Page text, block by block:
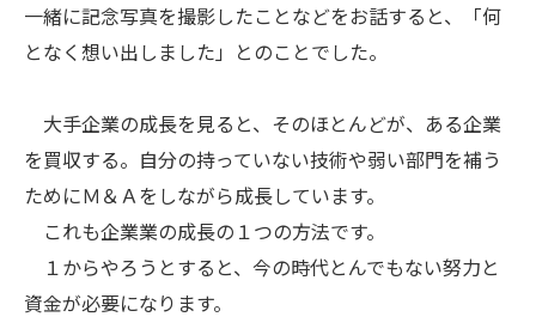
一緒に記念写真を撮影したことなどをお話すると、「何
となく想い出しました」とのことでした。
大手企業の成長を見ると、そのほとんどが、ある企業
を買収する。自分の持っていない技術や弱い部門を補う
ためにＭ＆Ａをしながら成長しています。
これも企業業の成長の１つの方法です。
１からやろうとすると、今の時代とんでもない努力と
資金が必要になります。